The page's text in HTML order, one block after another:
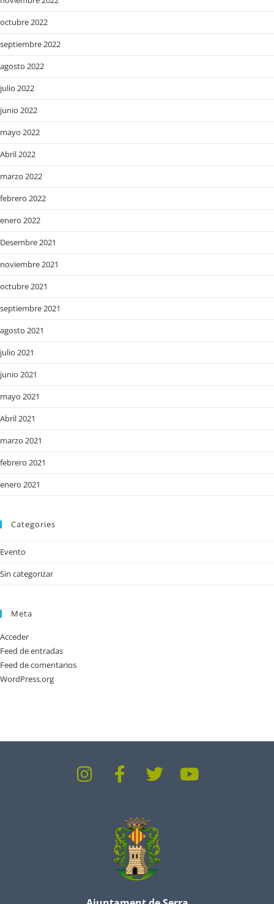
octubre 2022
septiembre 2022
agosto 2022
julio 2022
junio 2022
mayo 2022
Abril 2022
marzo 2022
febrero 2022
enero 2022
Desembre 2021
noviembre 2021
octubre 2021
septiembre 2021
agosto 2021
julio 2021
junio 2021
mayo 2021
Abril 2021
marzo 2021
febrero 2021
enero 2021
Categories
Evento
Sin categorizar
Meta
Acceder
Feed de entradas
Feed de comentarios
WordPress.org